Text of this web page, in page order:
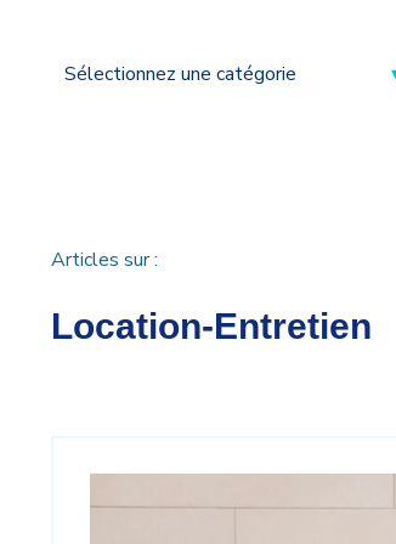
Articles sur :
Location-Entretien